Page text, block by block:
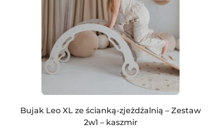
Bujak Leo XL ze ścianką-zjeżdżalnią – Zestaw
2w1 – kaszmir